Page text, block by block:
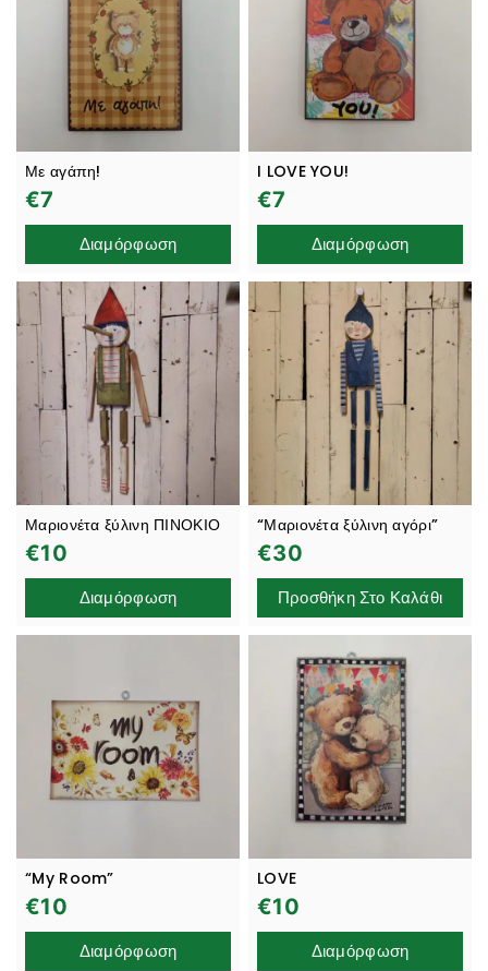
Με αγάπη!
€7
Διαμόρφωση
I LOVE YOU!
€7
Διαμόρφωση
Μαριονέτα ξύλινη ΠΙΝΟΚΙΟ
€10
Διαμόρφωση
“Μαριονέτα ξύλινη αγόρι”
€30
Προσθήκη Στο Καλάθι
“My Room”
€10
Διαμόρφωση
LOVE
€10
Διαμόρφωση